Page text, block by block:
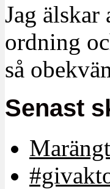
Jag älskar
ordning
så
Senast